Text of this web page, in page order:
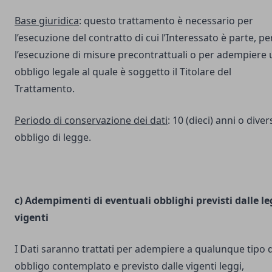
Base giuridica: questo trattamento è necessario per
l’esecuzione del contratto di cui l’Interessato è parte,
l’esecuzione di misure precontrattuali o per adempiere
obbligo legale al quale è soggetto il Titolare del
Trattamento.
Periodo di conservazione dei dati: 10 (dieci) anni o
obbligo di legge.
c) Adempimenti di eventuali obblighi previsti dalle
vigenti
I Dati saranno trattati per adempiere a qualunque tipo
obbligo contemplato e previsto dalle vigenti leggi,